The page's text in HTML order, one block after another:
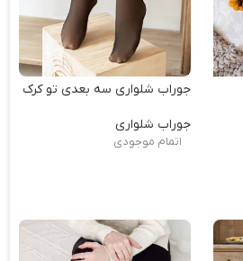
جوراب شلواری سه بعدی تو کرک
جوراب شلواری
اتمام موجودی